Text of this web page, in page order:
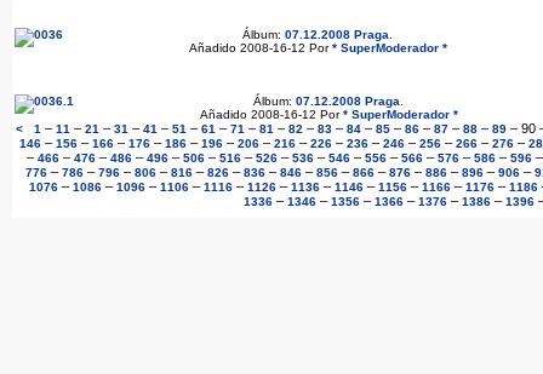
Álbum: 07.12.2008 Praga
Añadido 2008-16-12 Por* SuperModerador *
Álbum: 07.12.2008 Praga
Añadido 2008-16-12 Por* SuperModerador *
<
1 – 11 – 21 – 31 – 41 – 51 – 61 – 71 – 81 – 82 – 83 – 84 – 85 – 86 – 87 – 88 – 89 – 90
146 – 156 – 166 – 176 – 186 – 196 – 206 – 216 – 226 – 236 – 246 – 256 – 266 – 276 –
– 466 – 476 – 486 – 496 – 506 – 516 – 526 – 536 – 546 – 556 – 566 – 576 – 586 – 596
776– 786– 796– 806– 816– 826– 836– 846– 856– 866– 876– 886– 896– 906–
1076– 1086– 1096– 1106– 1116– 1126– 1136– 1146– 1156– 1166– 1176– 1186
1336– 1346– 1356– 1366– 1376– 1386– 1396